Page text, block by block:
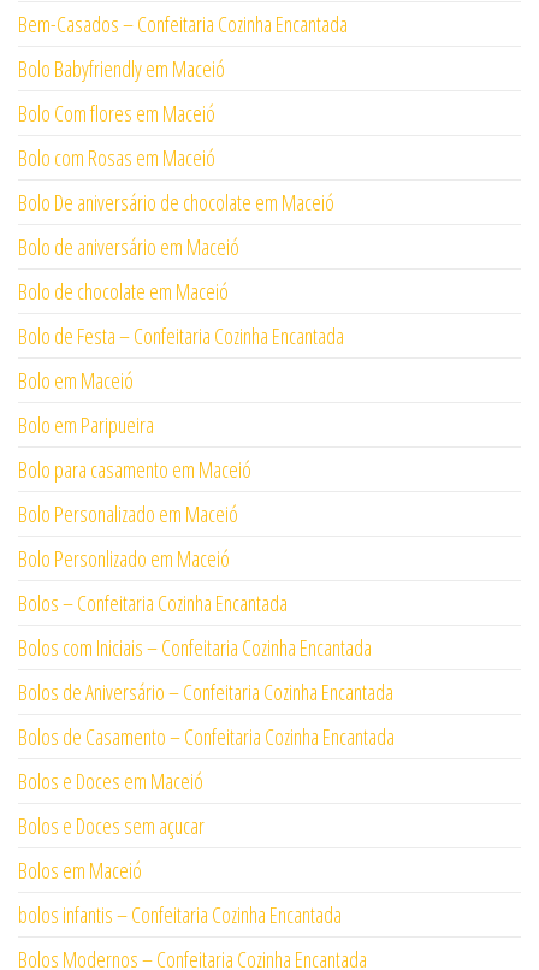
Bem-Casados – Confeitaria Cozinha Encantada
Bolo Babyfriendly em Maceió
Bolo Com flores em Maceió
Bolo com Rosas em Maceió
Bolo De aniversário de chocolate em Maceió
Bolo de aniversário em Maceió
Bolo de chocolate em Maceió
Bolo de Festa – Confeitaria Cozinha Encantada
Bolo em Maceió
Bolo em Paripueira
Bolo para casamento em Maceió
Bolo Personalizado em Maceió
Bolo Personlizado em Maceió
Bolos – Confeitaria Cozinha Encantada
Bolos com Iniciais – Confeitaria Cozinha Encantada
Bolos de Aniversário – Confeitaria Cozinha Encantada
Bolos de Casamento – Confeitaria Cozinha Encantada
Bolos e Doces em Maceió
Bolos e Doces sem açucar
Bolos em Maceió
bolos infantis – Confeitaria Cozinha Encantada
Bolos Modernos – Confeitaria Cozinha Encantada